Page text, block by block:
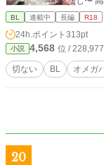
れん）
踏み出
て発情
（夏木
夜で人
BL 連載中 長編 R18
24h.ポイント 313pt
小説 4,568 位 /
切ない BL オメガ
20